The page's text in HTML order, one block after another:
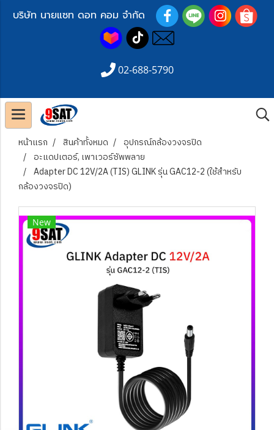
บริษัท นายแซท ดอท คอม จำกัด
02-688-5790
หน้าแรก สินค้าทั้งหมด
อุปกรณ์กล้องวงจรปิด
อะแดปเตอร์, เพาเวอร์ซัพพลาย
Adapter DC 12V/2A (TIS) GLINK รุ่น GAC12-2 (ใช้สำหรับ
กล้องวงจรปิด)
New